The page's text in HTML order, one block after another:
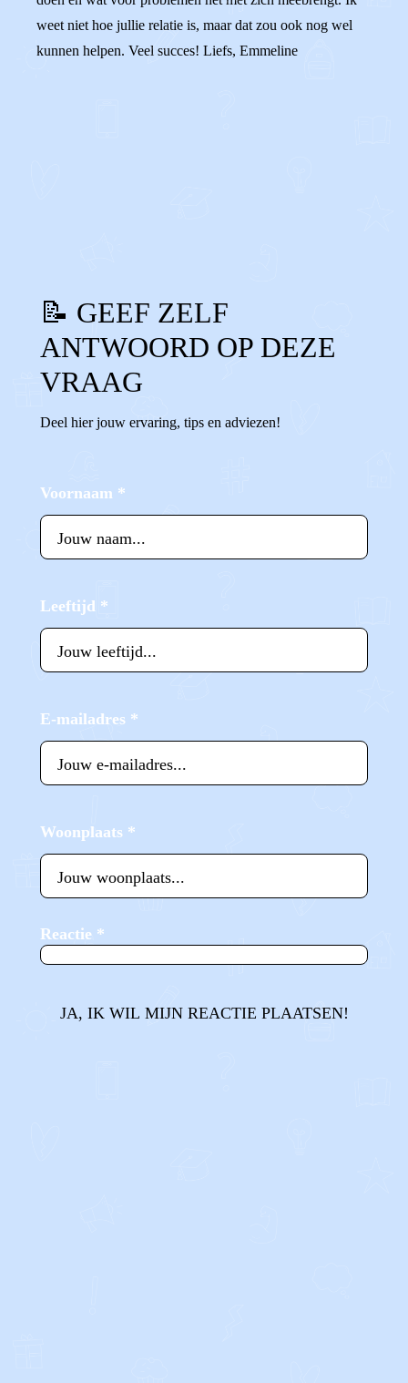
weet niet hoe jullie relatie is, maar dat zou ook nog wel
kunnen helpen. Veel succes! Liefs, Emmeline
📝 GEEF ZELF
ANTWOORD OP DEZE
VRAAG
Deel hier jouw ervaring, tips en adviezen!
Voornaam *
Leeftijd *
E-mailadres *
Woonplaats *
Reactie *
JA, IK WIL MIJN REACTIE PLAATSEN!